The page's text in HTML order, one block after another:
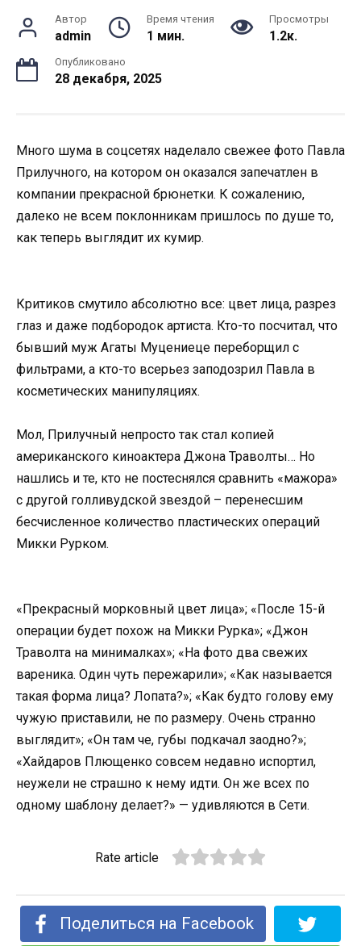
Автор
admin
Время чтения
1 мин.
Просмотры
1.2к.
Опубликовано
28 декабря, 2025
Много шума в соцсетях наделало свежее фото Павла
Прилучного, на котором он оказался запечатлен в
компании прекрасной брюнетки. К сожалению,
далеко не всем поклонникам пришлось по душе то,
как теперь выглядит их кумир.
Критиков смутило абсолютно все: цвет лица, разрез
глаз и даже подбородок артиста. Кто-то посчитал, что
бывший муж Агаты Муцениеце переборщил с
фильтрами, а кто-то всерьез заподозрил Павла в
косметических манипуляциях.
Мол, Прилучный непросто так стал копией
американского киноактера Джона Траволты… Но
нашлись и те, кто не постеснялся сравнить «мажора»
с другой голливудской звездой – перенесшим
бесчисленное количество пластических операций
Микки Рурком.
«Прекрасный морковный цвет лица»; «После 15-й
операции будет похож на Микки Рурка»; «Джон
Траволта на минималках»; «На фото два свежих
вареника. Один чуть пережарили»; «Как называется
такая форма лица? Лопата?»; «Как будто голову ему
чужую приставили, не по размеру. Очень странно
выглядит»; «Он там че, губы подкачал заодно?»;
«Хайдаров Плющенко совсем недавно испортил,
неужели не страшно к нему идти. Он же всех по
одному шаблону делает?» — удивляются в Сети.
Rate article
Поделиться на Facebook